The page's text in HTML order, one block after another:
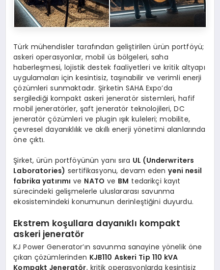
Türk mühendisler tarafından geliştirilen ürün portföyü;
askeri operasyonlar, mobil üs bölgeleri, saha
haberleşmesi, lojistik destek faaliyetleri ve kritik altyapı
uygulamaları için kesintisiz, taşınabilir ve verimli enerji
çözümleri sunmaktadır. Şirketin SAHA Expo’da
sergilediği kompakt askeri jeneratör sistemleri, hafif
mobil jeneratörler, şaft jeneratör teknolojileri, DC
jeneratör çözümleri ve plugin ışık kuleleri; mobilite,
çevresel dayanıklılık ve akıllı enerji yönetimi alanlarında
öne çıktı.
Şirket, ürün portföyünün yanı sıra UL (Underwriters
Laboratories) sertifikasyonu, devam edenyeni nesil
fabrika yatırımı ve NATO ve BM tedarikçi kayıt
sürecindeki gelişmelerle uluslararası savunma
ekosistemindeki konumunun derinleştiğini duyurdu.
Ekstrem koşullara dayanıklı kompakt
askeri jeneratör
KJ Power Generator’ın savunma sanayine yönelik öne
çıkan çözümlerinden KJB110 Askeri Tip 110 kVA
Kompakt Jeneratör, kritik operasyonlarda kesintisiz